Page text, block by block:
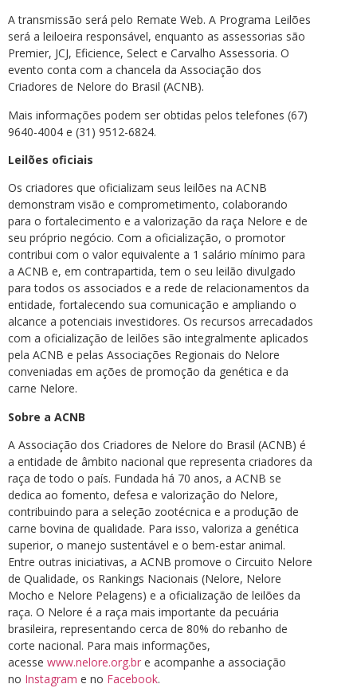
A transmissão será pelo Remate Web. A Programa Leilões
será a leiloeira responsável, enquanto as assessorias são
Premier, JCJ, Eficience, Select e Carvalho Assessoria. O
evento conta com a chancela da Associação dos
Criadores de Nelore do Brasil (ACNB).
Mais informações podem ser obtidas pelos telefones (67)
9640-4004 e (31) 9512-6824.
Leilões oficiais
Os criadores que oficializam seus leilões na ACNB
demonstram visão e comprometimento, colaborando
para o fortalecimento e a valorização da raça Nelore e de
seu próprio negócio. Com a oficialização, o promotor
contribui com o valor equivalente a 1 salário mínimo para
a ACNB e, em contrapartida, tem o seu leilão divulgado
para todos os associados e a rede de relacionamentos da
entidade, fortalecendo sua comunicação e ampliando o
alcance a potenciais investidores. Os recursos arrecadados
com a oficialização de leilões são integralmente aplicados
pela ACNB e pelas Associações Regionais do Nelore
conveniadas em ações de promoção da genética e da
carne Nelore.
Sobre a ACNB
A Associação dos Criadores de Nelore do Brasil (ACNB) é
a entidade de âmbito nacional que representa criadores da
raça de todo o país. Fundada há 70 anos, a ACNB se
dedica ao fomento, defesa e valorização do Nelore,
contribuindo para a seleção zootécnica e a produção de
carne bovina de qualidade. Para isso, valoriza a genética
superior, o manejo sustentável e o bem-estar animal.
Entre outras iniciativas, a ACNB promove o Circuito Nelore
de Qualidade, os Rankings Nacionais (Nelore, Nelore
Mocho e Nelore Pelagens) e a oficialização de leilões da
raça. O Nelore é a raça mais importante da pecuária
brasileira, representando cerca de 80% do rebanho de
corte nacional. Para mais informações,
acesse www.nelore.org.br e acompanhe a associação
no Instagram e no Facebook.